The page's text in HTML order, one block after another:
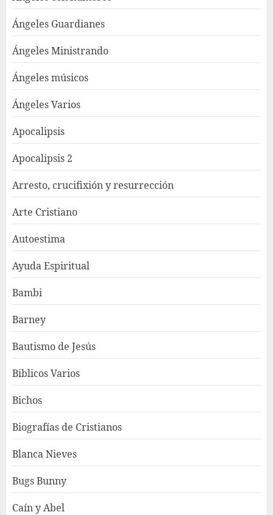
Ángeles Guardianes
Ángeles Ministrando
Ángeles músicos
Ángeles Varios
Apocalipsis
Apocalipsis 2
Arresto, crucifixión y resurrección
Arte Cristiano
Autoestima
Ayuda Espiritual
Bambi
Barney
Bautismo de Jesús
Biblicos Varios
Bichos
Biografías de Cristianos
Blanca Nieves
Bugs Bunny
Caín y Abel